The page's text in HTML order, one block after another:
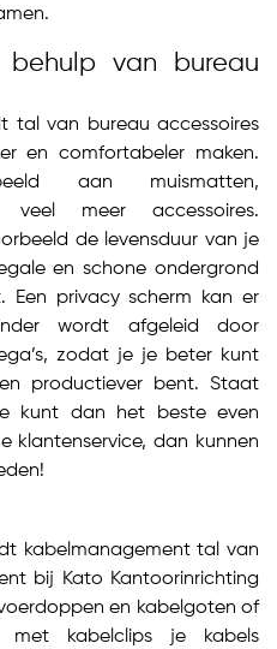
van bureau
tal van bureau accessoires
en comfortabeler maken.
aan muismatten,
meer accessoires.
de levensduur van je
en schone ondergrond
Een privacy scherm kan er
wordt afgeleid door
zodat je je beter kunt
productiever bent. Staat
kunt dan het beste even
klantenservice, dan kunnen
kabelmanagement tal van
bij Kato Kantoorinrichting
en kabelgoten of
met kabelclips je kabels